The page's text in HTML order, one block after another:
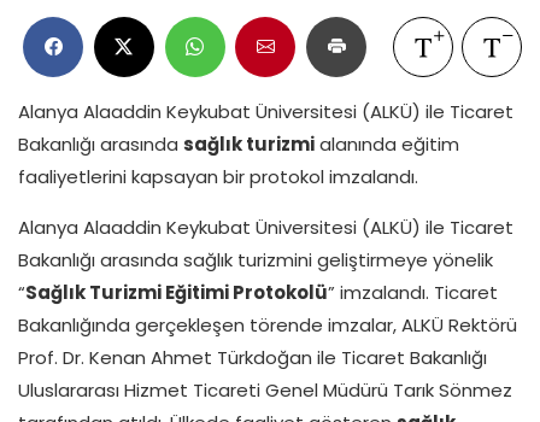
Alanya Alaaddin Keykubat Üniversitesi (ALKÜ) ile Ticaret
Bakanlığı arasında sağlık turizmialanında eğitim
faaliyetlerini kapsayan bir protokol imzalandı.
Alanya Alaaddin Keykubat Üniversitesi (ALKÜ) ile Ticaret
Bakanlığı arasında sağlık turizmini geliştirmeye yönelik
“Sağlık Turizmi Eğitimi Protokolü” imzalandı. Ticaret
Bakanlığında gerçekleşen törende imzalar, ALKÜ Rektörü
Prof. Dr. Kenan Ahmet Türkdoğan ile Ticaret Bakanlığı
Uluslararası Hizmet Ticareti Genel Müdürü Tarık Sönmez